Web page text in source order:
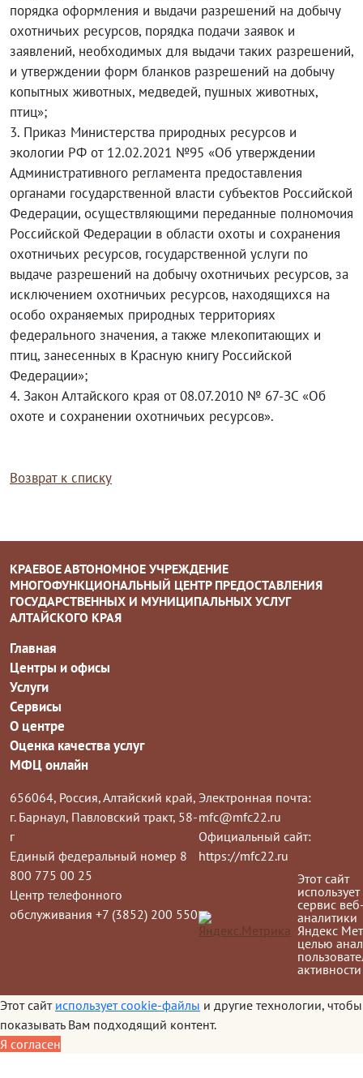
порядка оформления и выдачи разрешений на добычу
охотничьих ресурсов, порядка подачи заявок и
заявлений, необходимых для выдачи таких разрешений,
и утверждении форм бланков разрешений на добычу
копытных животных, медведей, пушных животных,
птиц»;
3. Приказ Министерства природных ресурсов и
экологии РФ от 12.02.2021 №95 «Об утверждении
Административного регламента предоставления
органами государственной власти субъектов Российской
Федерации, осуществляющими переданные полномочия
Российской Федерации в области охоты и сохранения
охотничьих ресурсов, государственной услуги по
выдаче разрешений на добычу охотничьих ресурсов, за
исключением охотничьих ресурсов, находящихся на
особо охраняемых природных территориях
федерального значения, а также млекопитающих и
птиц, занесенных в Красную книгу Российской
Федерации»;
4. Закон Алтайского края от 08.07.2010 № 67-ЗС «Об
охоте и сохранении охотничьих ресурсов».
Возврат к списку
КРАЕВОЕ АВТОНОМНОЕ УЧРЕЖДЕНИЕ
МНОГОФУНКЦИОНАЛЬНЫЙ ЦЕНТР ПРЕДОСТАВЛЕНИЯ
ГОСУДАРСТВЕННЫХ И МУНИЦИПАЛЬНЫХ УСЛУГ
АЛТАЙСКОГО КРАЯ
Главная
Центры и офисы
Услуги
Сервисы
О центре
Оценка качества услуг
МФЦ онлайн
656064, Россия, Алтайский край,
г. Барнаул, Павловский тракт, 58-
г
Единый федеральный номер 8
800 775 00 25
Центр телефонного
обслуживания +7 (3852) 200 550
Электронная почта:
mfc@mfc22.ru
Официальный сайт:
https://mfc22.ru
Этот сайт
использует
сервис
аналитики
Яндекс
целью
активности
Этот сайт использует cookie-файлы и другие технологии, чтобы
показывать Вам подходящий контент.
Я согласен